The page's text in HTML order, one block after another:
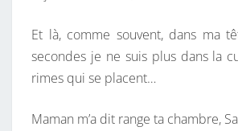
É
Et là, comme souvent, dans ma
secondes je ne suis plus dans la
rimes qui se placent…
Maman m’a dit range ta chambre,